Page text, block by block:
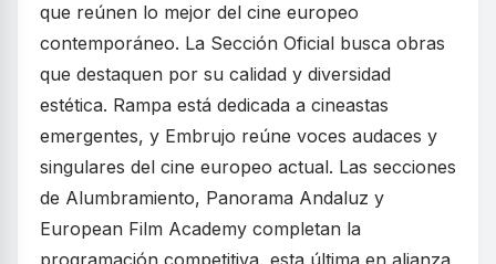
que reúnen lo mejor del cine europeo
contemporáneo. La Sección Oficial busca obras
que destaquen por su calidad y diversidad
estética. Rampa está dedicada a cineastas
emergentes, y Embrujo reúne voces audaces y
singulares del cine europeo actual. Las secciones
de Alumbramiento, Panorama Andaluz y
European Film Academy completan la